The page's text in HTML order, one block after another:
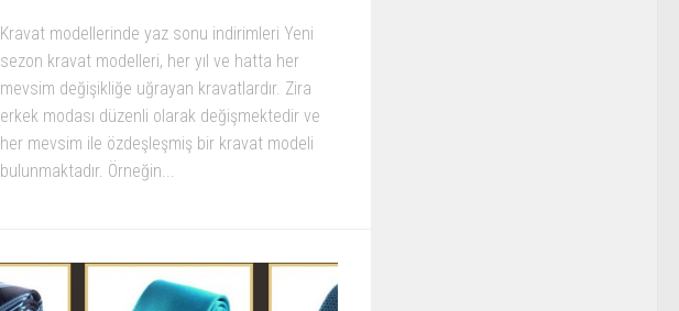
Kravat modellerinde yaz sonu indirimleri Yeni
sezon kravat modelleri, her yıl ve hatta her
mevsim değişikliğe uğrayan kravatlardır. Zira
erkek modası düzenli olarak değişmektedir ve
her mevsim ile özdeşleşmiş bir kravat modeli
bulunmaktadır. Örneğin...